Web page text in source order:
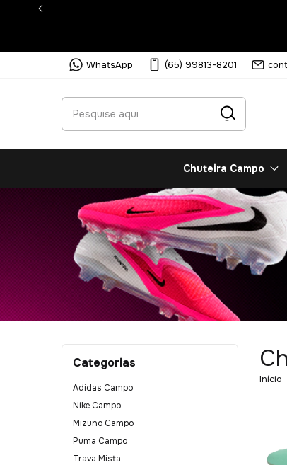
WhatsApp (65) 99813-8201
Chuteira Campo
Categorias
Adidas Campo
Nike Campo
Mizuno Campo
Puma Campo
Trava Mista
Início